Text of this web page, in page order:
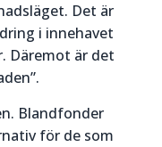
Det är
i innehavet
Däremot är det
Blandfonder
för de som